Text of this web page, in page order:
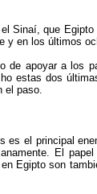
Sinaí, que
y en los últimos
de apoyar a los
estas dos
el paso.
es el principal
El papel
Egipto son